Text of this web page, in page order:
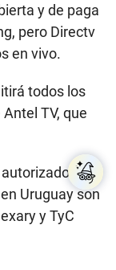
y de paga
pero Directv
en vivo.
todos los
TV, que
Uruguay son
y TyC